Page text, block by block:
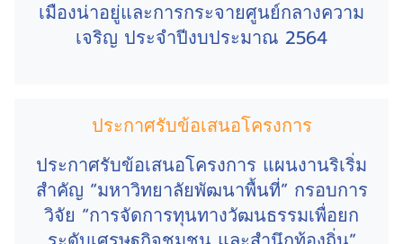
เมืองน่าอยู่และการกระจายศูนย์กลางความ
เจริญ ประจำปีงบประมาณ 2564
ประกาศรับข้อเสนอโครงการ
ประกาศรับข้อเสนอโครงการ แผนงานริเริ่ม
สำคัญ “มหาวิทยาลัยพัฒนาพื้นที่” กรอบการ
วิจัย “การจัดการทุนทางวัฒนธรรมเพื่อยก